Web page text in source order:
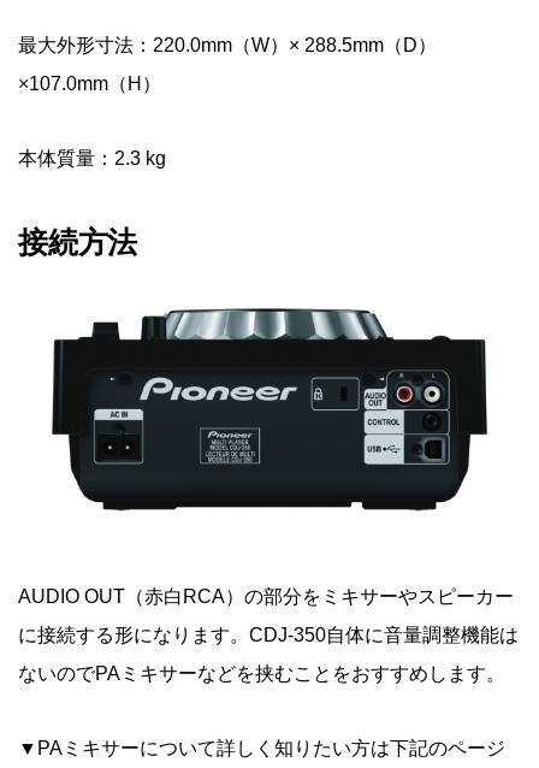
最大外形寸法：220.0mm（W）× 288.5mm（D）
×107.0mm（H）
本体質量：2.3 kg
接続方法
AUDIO OUT（赤白RCA）の部分をミキサーやスピーカー
に接続する形になります。CDJ-350自体に音量調整機能は
ないのでPAミキサーなどを挟むことをおすすめします。
▼PAミキサーについて詳しく知りたい方は下記のページ